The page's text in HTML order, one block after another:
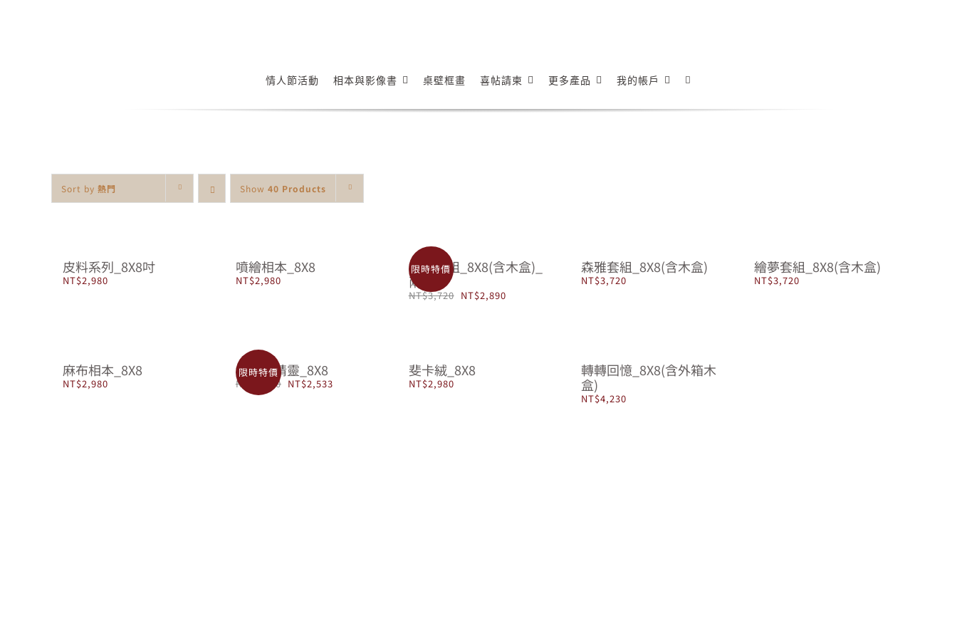
情人節活動 相本與影像書 桌壁框畫 喜帖請柬 更多產品 我的帳戶
Sort by 熱門 Show 40 Products
皮料系列_8X8吋
NT$2,980
噴繪相本_8X8
NT$2,980
限時特價
懷舊套組_8X8(含木盒)_
兩色
NT$3,720 原
NT$2,890目
森雅套組_8X8(含木盒)
NT$3,720
繪夢套組_8X8(含木盒)
NT$3,720
麻布相本_8X8
NT$2,980
限時特價
Sale雪精靈_8X8
NT$ 2,980 原
NT$2,533目
斐卡絨_8X8
NT$2,980
轉轉回憶_8X8(含外箱木
盒)
NT$4,230